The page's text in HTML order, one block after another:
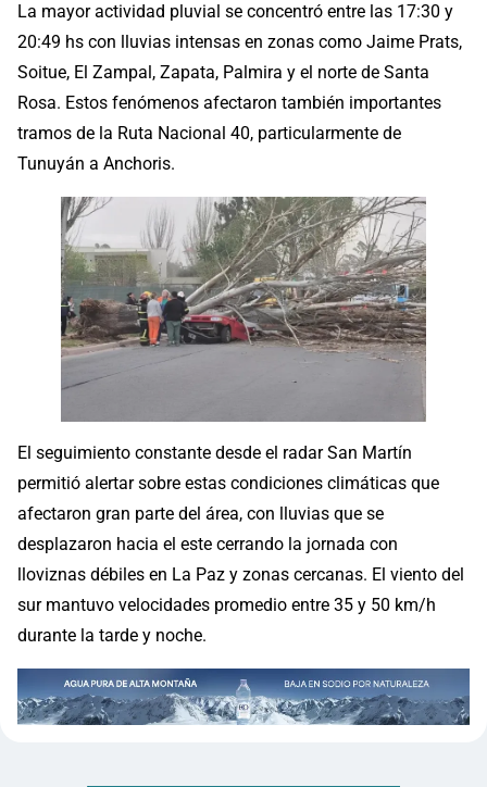
La mayor actividad pluvial se concentró entre las 17:30 y
20:49 hs con lluvias intensas en zonas como Jaime Prats,
Soitue, El Zampal, Zapata, Palmira y el norte de Santa
Rosa. Estos fenómenos afectaron también importantes
tramos de la Ruta Nacional 40, particularmente de
Tunuyán a Anchoris.
El seguimiento constante desde el radar San Martín
permitió alertar sobre estas condiciones climáticas que
afectaron gran parte del área, con lluvias que se
desplazaron hacia el este cerrando la jornada con
lloviznas débiles en La Paz y zonas cercanas. El viento del
sur mantuvo velocidades promedio entre 35 y 50 km/h
durante la tarde y noche.